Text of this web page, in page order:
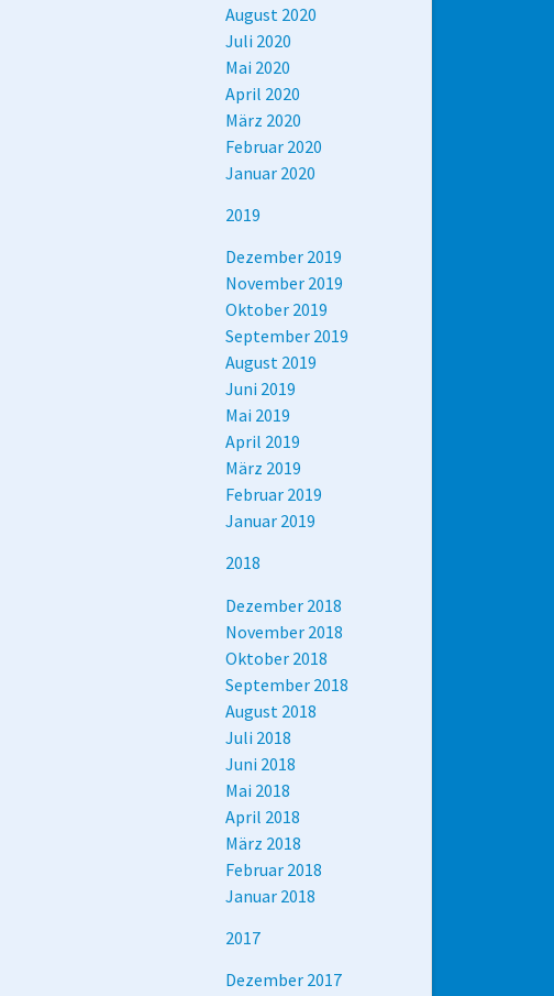
August 2020
Juli 2020
Mai 2020
April 2020
März 2020
Februar 2020
Januar 2020
2019
Dezember 2019
November 2019
Oktober 2019
September 2019
August 2019
Juni 2019
Mai 2019
April 2019
März 2019
Februar 2019
Januar 2019
2018
Dezember 2018
November 2018
Oktober 2018
September 2018
August 2018
Juli 2018
Juni 2018
Mai 2018
April 2018
März 2018
Februar 2018
Januar 2018
2017
Dezember 2017